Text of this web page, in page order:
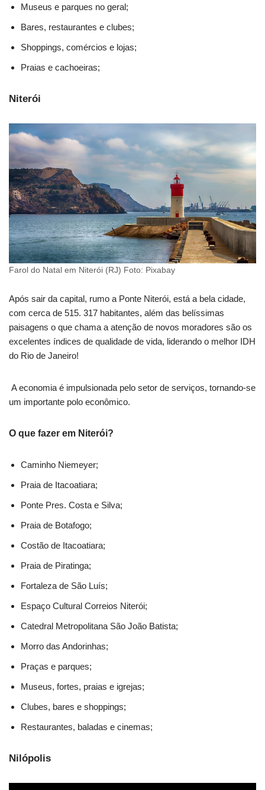
Museus e parques no geral;
Bares, restaurantes e clubes;
Shoppings, comércios e lojas;
Praias e cachoeiras;
Niterói
Farol do Natal em Niterói (RJ) Foto: Pixabay
Após sair da capital, rumo a Ponte Niterói, está a bela cidade,
com cerca de 515. 317 habitantes, além das belíssimas
paisagens o que chama a atenção de novos moradores são os
excelentes índices de qualidade de vida, liderando o melhor IDH
do Rio de Janeiro!
A economia é impulsionada pelo setor de serviços, tornando-se
um importante polo econômico.
O que fazer em Niterói?
Caminho Niemeyer;
Praia de Itacoatiara;
Ponte Pres. Costa e Silva;
Praia de Botafogo;
Costão de Itacoatiara;
Praia de Piratinga;
Fortaleza de São Luís;
Espaço Cultural Correios Niterói;
Catedral Metropolitana São João Batista;
Morro das Andorinhas;
Praças e parques;
Museus, fortes, praias e igrejas;
Clubes, bares e shoppings;
Restaurantes, baladas e cinemas;
Nilópolis